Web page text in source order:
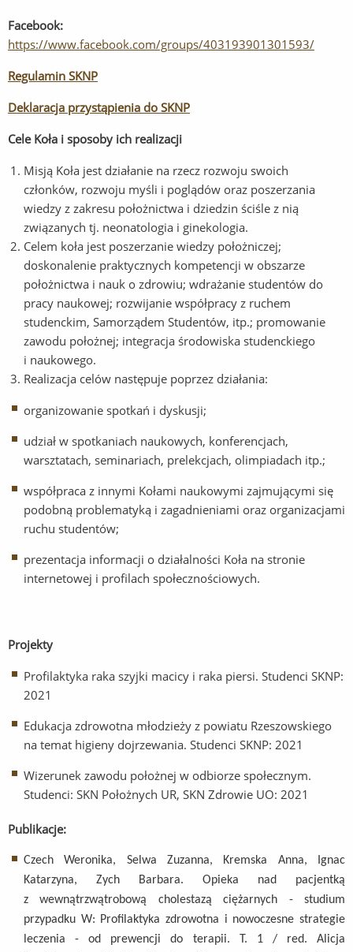
Facebook:
https://www.facebook.com/groups/403193901301593/
Regulamin SKNP
Deklaracja przystąpienia do SKNP
Cele Koła i sposoby ich realizacji
Misją Koła jest działanie na rzecz rozwoju swoich
członków, rozwoju myśli i poglądów oraz poszerzania
wiedzy z zakresu położnictwa i dziedzin ściśle z nią
związanych tj. neonatologia i ginekologia.
Celem koła jest poszerzanie wiedzy położniczej;
doskonalenie praktycznych kompetencji w obszarze
położnictwa i nauk o zdrowiu; wdrażanie studentów do
pracy naukowej; rozwijanie współpracy z ruchem
studenckim, Samorządem Studentów, itp.; promowanie
zawodu położnej; integracja środowiska studenckiego
i naukowego.
Realizacja celów następuje poprzez działania:
organizowanie spotkań i dyskusji;
udział w spotkaniach naukowych, konferencjach,
warsztatach, seminariach, prelekcjach, olimpiadach itp.;
współpraca z innymi Kołami naukowymi zajmującymi się
podobną problematyką i zagadnieniami oraz organizacjami
ruchu studentów;
prezentacja informacji o działalności Koła na stronie
internetowej i profilach społecznościowych.
Projekty
Profilaktyka raka szyjki macicy i raka piersi. Studenci SKNP:
2021
Edukacja zdrowotna młodzieży z powiatu Rzeszowskiego
na temat higieny dojrzewania. Studenci SKNP: 2021
Wizerunek zawodu położnej w odbiorze społecznym.
Studenci: SKN Położnych UR, SKN Zdrowie UO: 2021
Publikacje:
Czech Weronika, Selwa Zuzanna, Kremska Anna, Ignac
Katarzyna, Zych Barbara. Opieka nad pacjentką
z wewnątrzwątrobową cholestazą ciężarnych - studium
przypadku W: Profilaktyka zdrowotna i nowoczesne strategie
leczenia - od prewencji do terapii. T. 1 / red. Alicja